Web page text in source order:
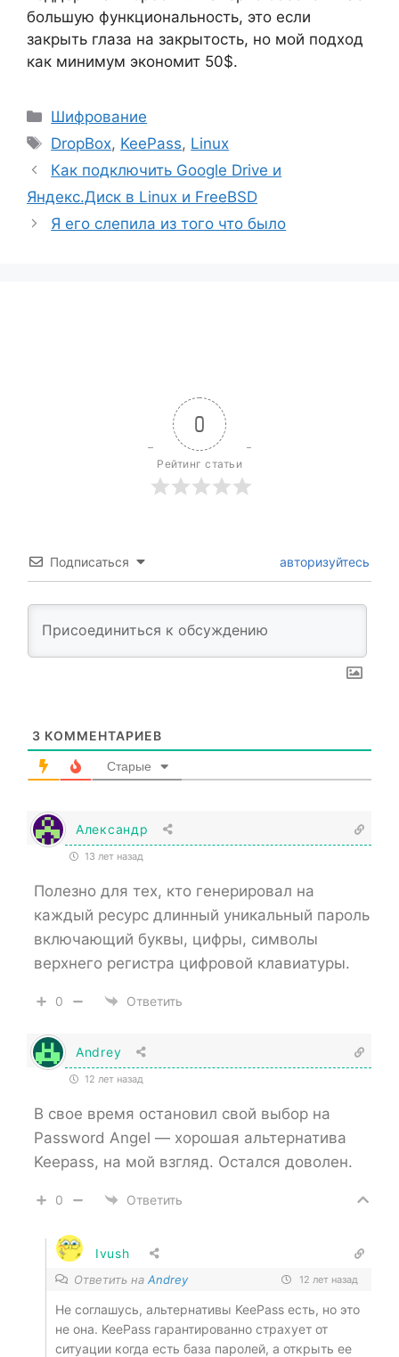
большую функциональность, это если
закрыть глаза на закрытость, но мой подход
как минимум экономит 50$.
Рубрики
Шифрование
Метки
DropBox, KeePass, Linux
Как подключить Google Drive и
Яндекс.Диск в Linux и FreeBSD
Я его слепила из того что было
0
Рейтинг статьи
Подписаться авторизуйтесь
3 КОММЕНТАРИЕВ
Старые
Александр
13 лет назад
Полезно для тех, кто генерировал на
каждый ресурс длинный уникальный пароль
включающий буквы, цифры, символы
верхнего регистра цифровой клавиатуры.
0 Ответить
Andrey
12 лет назад
В свое время остановил свой выбор на
Password Angel — хорошая альтернатива
Keepass, на мой взгляд. Остался доволен.
0 Ответить
Ivush
Ответить на Andrey 12 лет назад
Не соглашусь, альтернативы KeePass есть, но это
не она. KeePass гарантированно страхует от
ситуации когда есть база паролей, а открыть ее